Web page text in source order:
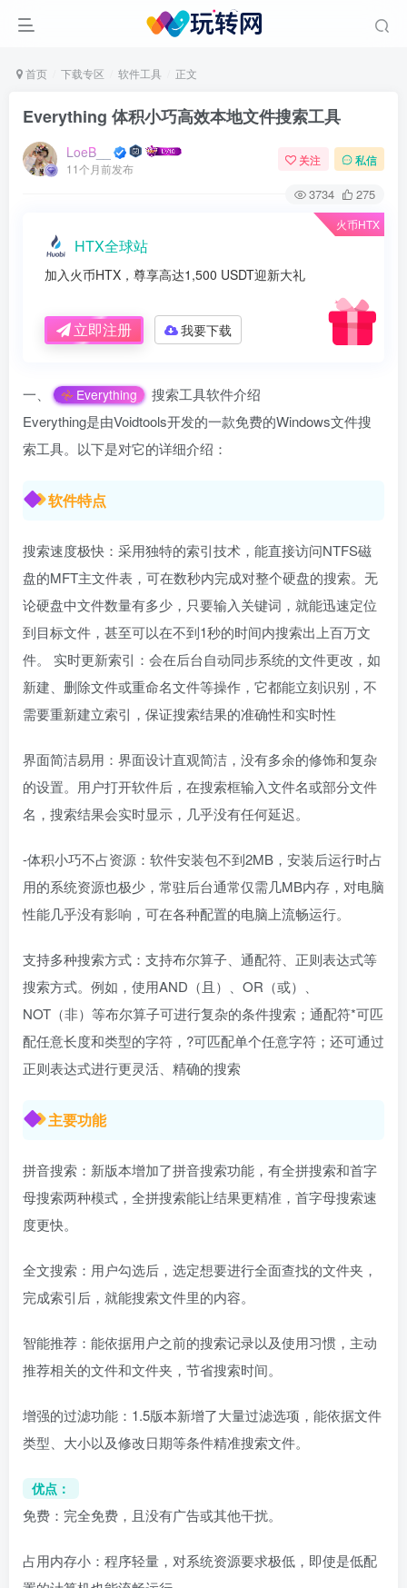
首页 下载专区 软件工具 正文
Everything 体积小巧高效本地文件搜索工具
LoeB__
11个月前发布
关注 私信
3734 275
火币HTX
HTX全球站
加入火币HTX，尊享高达1,500 USDT迎新大礼
立即注册 我要下载
一、 Everything
搜索工具软件介绍
Everything是由Voidtools开发的一款免费的Windows文件搜
索工具。以下是对它的详细介绍：
软件特点
搜索速度极快：采用独特的索引技术，能直接访问NTFS磁
盘的MFT主文件表，可在数秒内完成对整个硬盘的搜索。无
论硬盘中文件数量有多少，只要输入关键词，就能迅速定位
到目标文件，甚至可以在不到1秒的时间内搜索出上百万文
件。 实时更新索引：会在后台自动同步系统的文件更改，如
新建、删除文件或重命名文件等操作，它都能立刻识别，不
需要重新建立索引，保证搜索结果的准确性和实时性
界面简洁易用：界面设计直观简洁，没有多余的修饰和复杂
的设置。用户打开软件后，在搜索框输入文件名或部分文件
名，搜索结果会实时显示，几乎没有任何延迟。
-体积小巧不占资源：软件安装包不到2MB，安装后运行时占
用的系统资源也极少，常驻后台通常仅需几MB内存，对电脑
性能几乎没有影响，可在各种配置的电脑上流畅运行。
支持多种搜索方式：支持布尔算子、通配符、正则表达式等
搜索方式。例如，使用AND（且）、OR（或）、
NOT（非）等布尔算子可进行复杂的条件搜索；通配符*可匹
配任意长度和类型的字符，?可匹配单个任意字符；还可通过
正则表达式进行更灵活、精确的搜索
主要功能
拼音搜索：新版本增加了拼音搜索功能，有全拼搜索和首字
母搜索两种模式，全拼搜索能让结果更精准，首字母搜索速
度更快。
全文搜索：用户勾选后，选定想要进行全面查找的文件夹，
完成索引后，就能搜索文件里的内容。
智能推荐：能依据用户之前的搜索记录以及使用习惯，主动
推荐相关的文件和文件夹，节省搜索时间。
增强的过滤功能：1.5版本新增了大量过滤选项，能依据文件
类型、大小以及修改日期等条件精准搜索文件。
优点：
免费：完全免费，且没有广告或其他干扰。
占用内存小：程序轻量，对系统资源要求极低，即使是低配